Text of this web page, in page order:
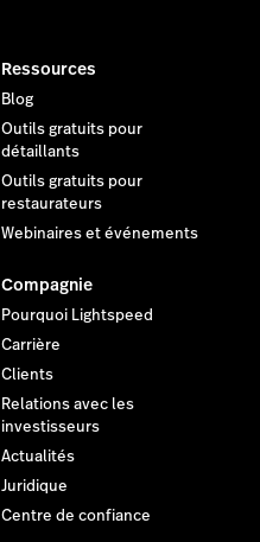
Ressources
Blog
Outils gratuits pour
détaillants
Outils gratuits pour
restaurateurs
Webinaires et événements
Compagnie
Pourquoi Lightspeed
Carrière
Clients
Relations avec les
investisseurs
Actualités
Juridique
Centre de confiance